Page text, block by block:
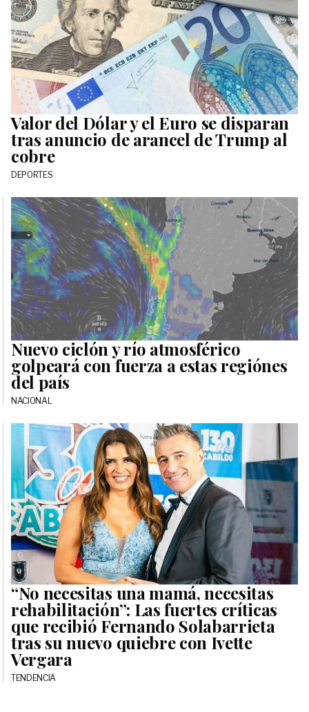
Valor del Dólar y el Euro se disparan
tras anuncio de arancel de Trump al
cobre
DEPORTES
Nuevo ciclón y río atmosférico
golpeará con fuerza a estas regiónes
del país
NACIONAL
“No necesitas una mamá, necesitas
rehabilitación”: Las fuertes críticas
que recibió Fernando Solabarrieta
tras su nuevo quiebre con Ivette
Vergara
TENDENCIA